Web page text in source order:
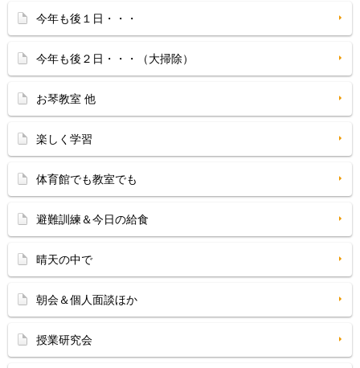
今年も後１日・・・
今年も後２日・・・（大掃除）
お琴教室 他
楽しく学習
体育館でも教室でも
避難訓練＆今日の給食
晴天の中で
朝会＆個人面談ほか
授業研究会